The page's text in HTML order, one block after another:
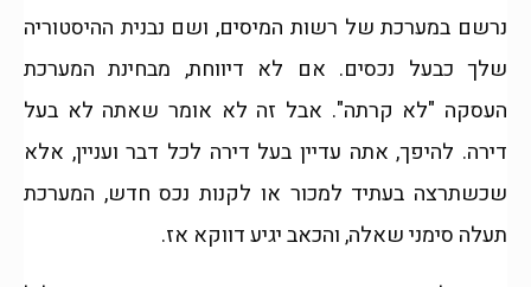
נרשם במערכת של רשות המיסים, ושם נבנית ההיסטוריה
שלך כבעל נכסים. אם לא דיווחת, מבחינת המערכת
העסקה "לא קרתה". אבל זה לא אומר שאתה לא בעל
דירה. להיפך, אתה עדיין בעל דירה לכל דבר ועניין, אלא
שכשתרצה בעתיד למכור או לקנות נכס חדש, המערכת
תעלה סימני שאלה, והכאב יגיע דווקא אז.